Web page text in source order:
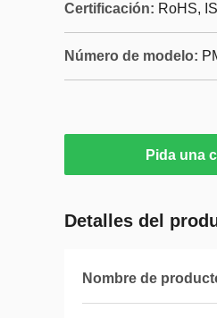
Certificación: RoHS,
Número de modelo:
Pida una
Detalles del
Nombre de